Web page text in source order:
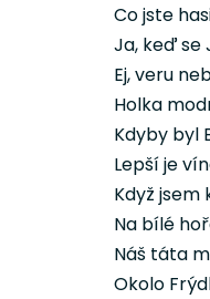
Co jste
Ja, keď se
Ej, veru
Holka
Kdyby byl
Lepší je
Když
Na bílé
Náš táta
Okolo